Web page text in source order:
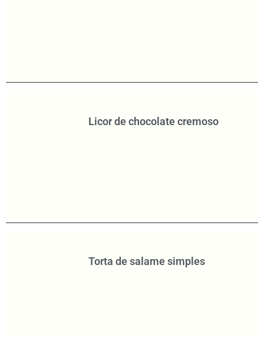
Licor de chocolate cremoso
Torta de salame simples